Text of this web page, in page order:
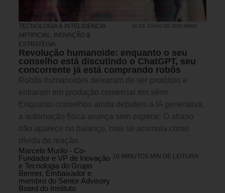
TECNOLOGIA & INTELIGENCIA
ARTIFICIAL
INOVAÇÃO &
ESTRATÉGIA
16 DE JULHO DE 2026 08H00
Revolução humanoide: enquanto o seu
conselho está discutindo o ChatGPT, seu
concorrente já está comprando robôs
Robôs humanoides deixaram de ser protótipo e
entraram em produção comercial em série.
Enquanto conselhos ainda debatem a IA generativa,
a automação física avança sem esperar. O atraso
não aparece no balanço, mas se acumula como
dívida de reação.
Marcelo Murilo - Co-
Fundador e VP de Inovação
e Tecnologia do Grupo
Benner, Embaixador e
membro do Senior Advisory
Board do Instituto
10 MINUTOS MIN DE LEITURA